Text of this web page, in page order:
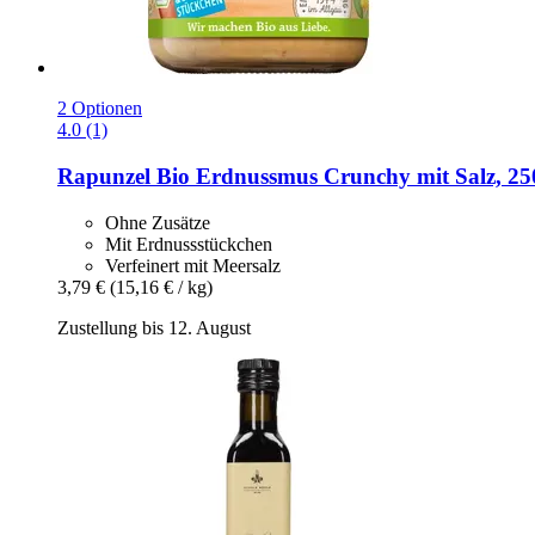
2 Optionen
4.0 (1)
Rapunzel Bio Erdnussmus Crunchy mit Salz,
Ohne Zusätze
Mit Erdnussstückchen
Verfeinert mit Meersalz
3,79 € (15,16 € / kg)
Zustellung bis 12. August